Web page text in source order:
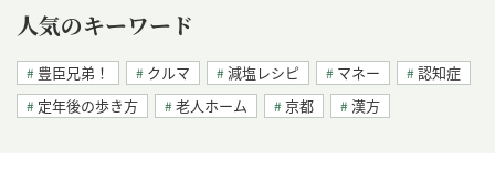
人気のキーワード
豊臣兄弟！ クルマ 減塩レシピ マネー
認知症
定年後の歩き方
老人ホーム 京都 漢方